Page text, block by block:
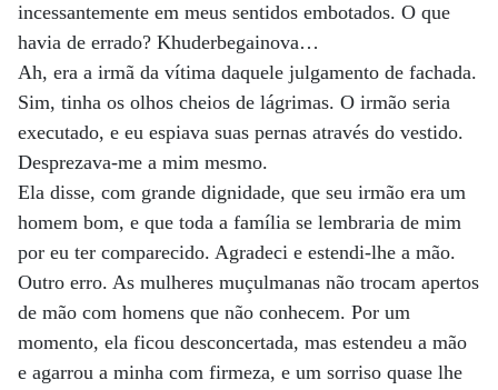
incessantemente em meus sentidos embotados. O que
havia de errado? Khuderbegainova…
Ah, era a irmã da vítima daquele julgamento de fachada.
Sim, tinha os olhos cheios de lágrimas. O irmão seria
executado, e eu espiava suas pernas através do vestido.
Desprezava-me a mim mesmo.
Ela disse, com grande dignidade, que seu irmão era um
homem bom, e que toda a família se lembraria de mim
por eu ter comparecido. Agradeci e estendi-lhe a mão.
Outro erro. As mulheres muçulmanas não trocam apertos
de mão com homens que não conhecem. Por um
momento, ela ficou desconcertada, mas estendeu a mão
e agarrou a minha com firmeza, e um sorriso quase lhe